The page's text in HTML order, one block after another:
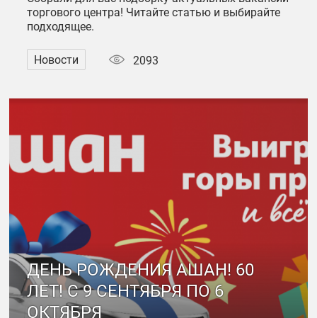
торгового центра! Читайте статью и выбирайте
подходящее.
Новости 2093
ДЕНЬ РОЖДЕНИЯ АШАН! 60
ЛЕТ! С 9 СЕНТЯБРЯ ПО 6
ОКТЯБРЯ